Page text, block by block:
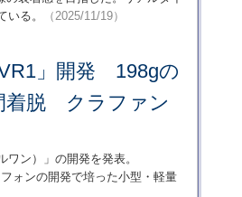
る。
（2025/11/19）
」開発 198gの
着脱 クラファン
ン）」の開発を発表。
ォンの開発で培った小型・軽量